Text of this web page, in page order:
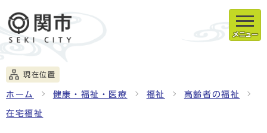
メニュー
現在位置
ホーム 健康・福祉・医療 福祉 高齢者の福祉
在宅福祉